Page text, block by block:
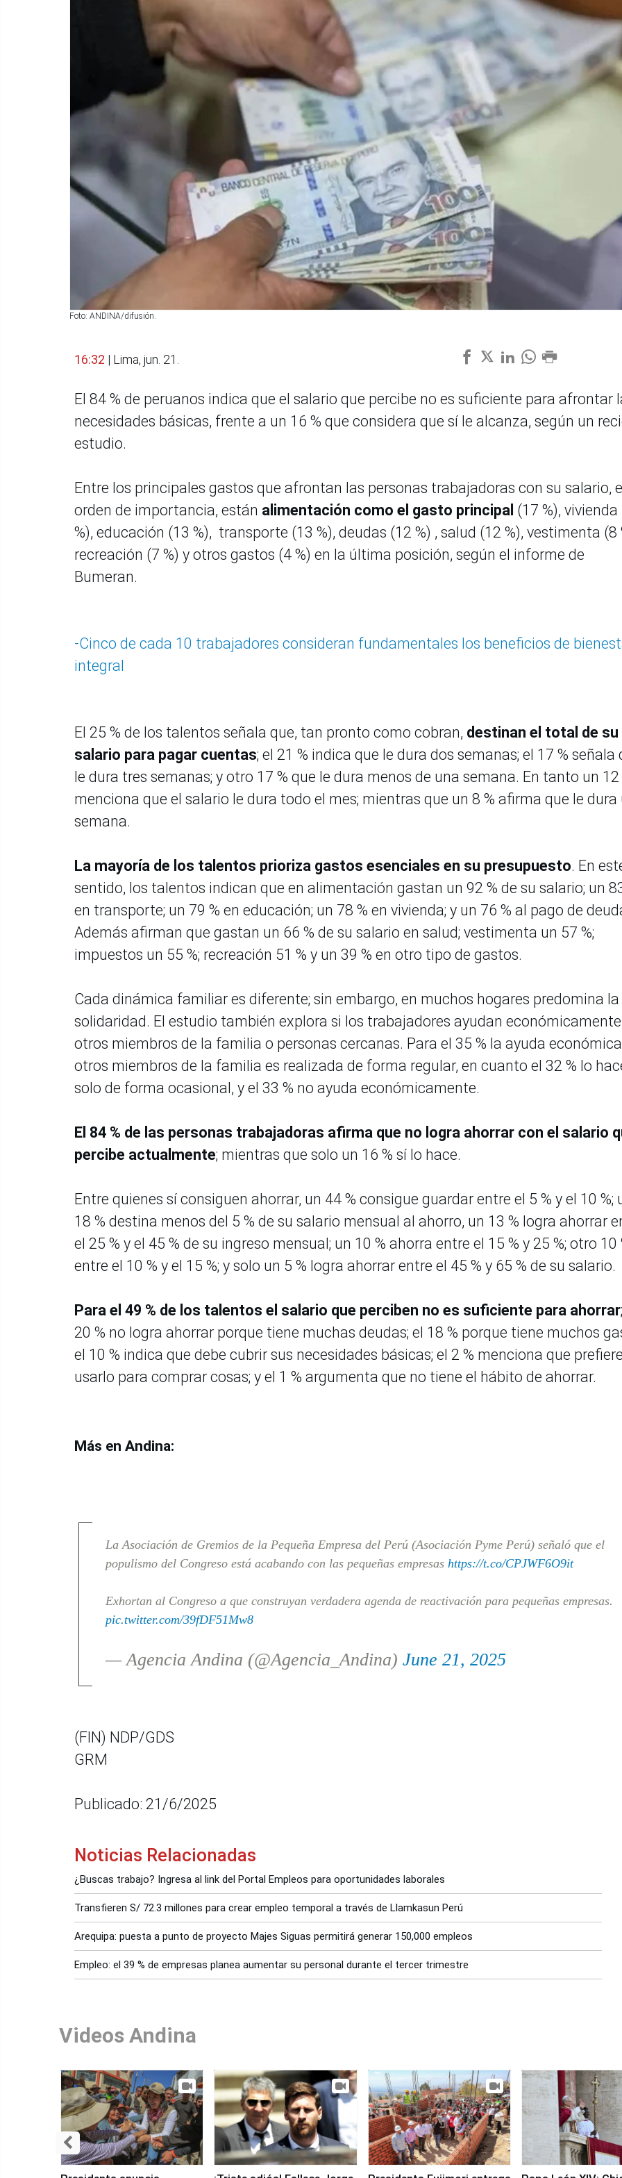
Foto: ANDINA/difusión.
16:32 | Lima, jun. 21.
El 84 % de peruanos indica que el salario que percibe no es suficiente para afrontar
necesidades básicas, frente a un 16 % que considera que sí le alcanza, según un
estudio.
Entre los principales gastos que afrontan las personas trabajadoras con su salario,
orden de importancia, están alimentación como el gasto principal (17 %), vivienda
%), educación (13 %), transporte (13 %), deudas (12 %) , salud (12 %), vestimenta (8
recreación (7 %) y otros gastos (4 %) en la última posición, según el informe de
Bumeran.
-Cinco de cada 10 trabajadores consideran fundamentales los beneficios de
integral
El 25 % de los talentos señala que, tan pronto como cobran, destinan el total de su
salario para pagar cuentas; el 21 % indica que le dura dos semanas; el 17 % señala
le dura tres semanas; y otro 17 % que le dura menos de una semana. En tanto un 12
menciona que el salario le dura todo el mes; mientras que un 8 % afirma que le dura
semana.
La mayoría de los talentos prioriza gastos esenciales en su presupuesto. En
sentido, los talentos indican que en alimentación gastan un 92 % de su salario; un
en transporte; un 79 % en educación; un 78 % en vivienda; y un 76 % al pago de
Además afirman que gastan un 66 % de su salario en salud; vestimenta un 57 %;
impuestos un 55 %; recreación 51 % y un 39 % en otro tipo de gastos.
Cada dinámica familiar es diferente; sin embargo, en muchos hogares predomina la
solidaridad. El estudio también explora si los trabajadores ayudan
otros miembros de la familia o personas cercanas. Para el 35 % la ayuda
otros miembros de la familia es realizada de forma regular, en cuanto el 32 % lo
solo de forma ocasional, y el 33 % no ayuda económicamente.
El 84 % de las personas trabajadoras afirma que no logra ahorrar con el salario
percibe actualmente; mientras que solo un 16 % sí lo hace.
Entre quienes sí consiguen ahorrar, un 44 % consigue guardar entre el 5 % y el 10 %;
18 % destina menos del 5 % de su salario mensual al ahorro, un 13 % logra ahorrar
el 25 % y el 45 % de su ingreso mensual; un 10 % ahorra entre el 15 % y 25 %; otro 10
entre el 10 % y el 15 %; y solo un 5 % logra ahorrar entre el 45 % y 65 % de su salario.
Para el 49 % de los talentos el salario que perciben no es suficiente para ahorrar
20 % no logra ahorrar porque tiene muchas deudas; el 18 % porque tiene muchos
el 10 % indica que debe cubrir sus necesidades básicas; el 2 % menciona que prefiere
usarlo para comprar cosas; y el 1 % argumenta que no tiene el hábito de ahorrar.
Más en Andina:
La Asociación de Gremios de la Pequeña Empresa del Perú (Asociación Pyme Perú) señaló que el
populismo del Congreso está acabando con las pequeñas empresas https://t.co/CPJWF6O9it
Exhortan al Congreso a que construyan verdadera agenda de reactivación para pequeñas empresas.
pic.twitter.com/39fDF51Mw8
— Agencia Andina (@Agencia_Andina) June 21, 2025
(FIN) NDP/GDS
GRM
Publicado: 21/6/2025
Noticias Relacionadas
¿Buscas trabajo? Ingresa al link del Portal Empleos para oportunidades laborales
Transfieren S/ 72.3 millones para crear empleo temporal a través de Llamkasun Perú
Arequipa: puesta a punto de proyecto Majes Siguas permitirá generar 150,000 empleos
Empleo: el 39 % de empresas planea aumentar su personal durante el tercer trimestre
Videos Andina